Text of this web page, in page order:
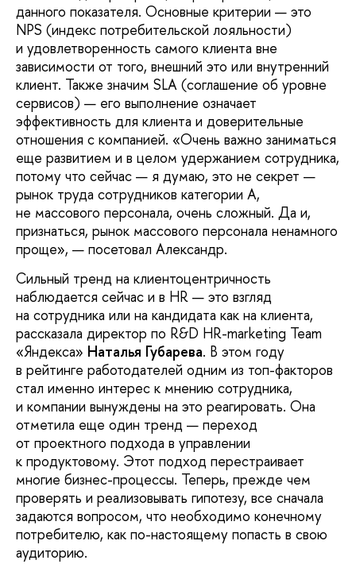
данного показателя. Основные критерии — это
NPS (индекс потребительской лояльности)
и удовлетворенность самого клиента вне
зависимости от того, внешний это или внутренний
клиент. Также значим SLA (соглашение об уровне
сервисов) — его выполнение означает
эффективность для клиента и доверительные
отношения с компанией. «Очень важно заниматься
еще развитием и в целом удержанием сотрудника,
потому что сейчас — я думаю, это не секрет —
рынок труда сотрудников категории А,
не массового персонала, очень сложный. Да и,
признаться, рынок массового персонала ненамного
проще», — посетовал Александр.
Сильный тренд на клиентоцентричность
наблюдается сейчас и в HR — это взгляд
на сотрудника или на кандидата как на клиента,
рассказала директор по R&D HR-marketing Team
«Яндекса» Наталья Губарева. В этом году
в рейтинге работодателей одним из топ-факторов
стал именно интерес к мнению сотрудника,
и компании вынуждены на это реагировать. Она
отметила еще один тренд — переход
от проектного подхода в управлении
к продуктовому. Этот подход перестраивает
многие бизнес-процессы. Теперь, прежде чем
проверять и реализовывать гипотезу, все сначала
задаются вопросом, что необходимо конечному
потребителю, как по-настоящему попасть в свою
аудиторию.